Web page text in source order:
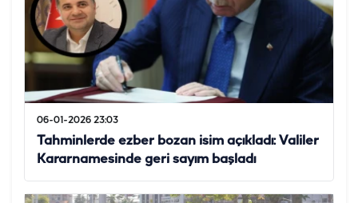
06-01-2026 23:03
Tahminlerde ezber bozan isim açıkladı: Valiler
Kararnamesinde geri sayım başladı